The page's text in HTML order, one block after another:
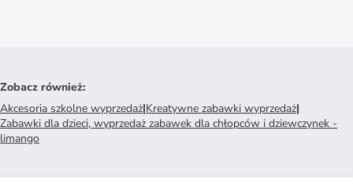
Zobacz również:
Akcesoria szkolne wyprzedaż|Kreatywne zabawki wyprzedaż|
Zabawki dla dzieci, wyprzedaż zabawek dla chłopców i dziewczynek -
limango